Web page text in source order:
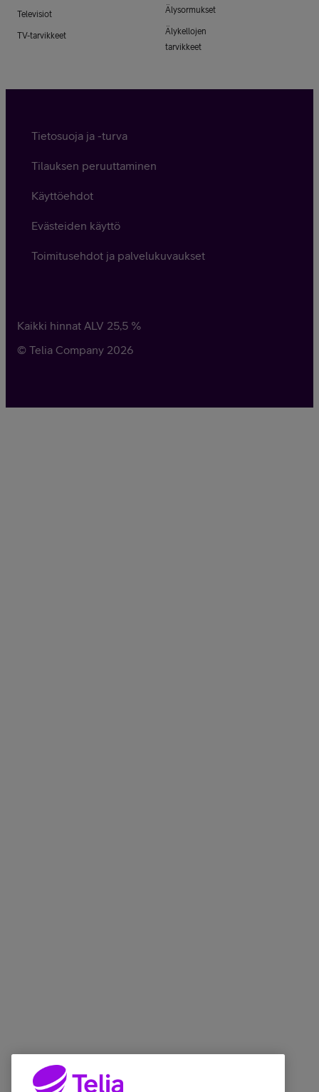
Televisiot
TV-tarvikkeet
Älysormukset
Älykellojen
tarvikkeet
Tietosuoja ja -turva
Tilauksen peruuttaminen
Käyttöehdot
Evästeiden käyttö
Toimitusehdot ja palvelukuvaukset
Kaikki hinnat ALV 25,5 %
© Telia Company 2026